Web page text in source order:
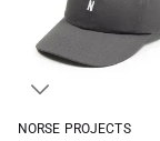
NORSE PROJECTS